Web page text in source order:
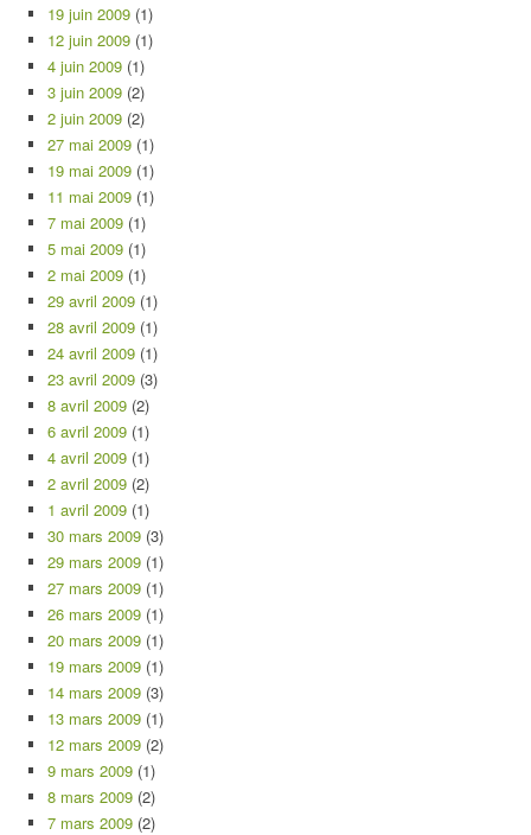
19 juin 2009 (1)
12 juin 2009 (1)
4 juin 2009 (1)
3 juin 2009 (2)
2 juin 2009 (2)
27 mai 2009 (1)
19 mai 2009 (1)
11 mai 2009 (1)
7 mai 2009 (1)
5 mai 2009 (1)
2 mai 2009 (1)
29 avril 2009 (1)
28 avril 2009 (1)
24 avril 2009 (1)
23 avril 2009 (3)
8 avril 2009 (2)
6 avril 2009 (1)
4 avril 2009 (1)
2 avril 2009 (2)
1 avril 2009 (1)
30 mars 2009 (3)
29 mars 2009 (1)
27 mars 2009 (1)
26 mars 2009 (1)
20 mars 2009 (1)
19 mars 2009 (1)
14 mars 2009 (3)
13 mars 2009 (1)
12 mars 2009 (2)
9 mars 2009 (1)
8 mars 2009 (2)
7 mars 2009 (2)